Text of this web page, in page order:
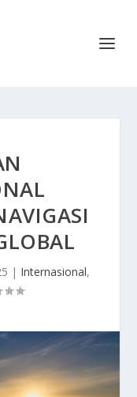
| Internasional,